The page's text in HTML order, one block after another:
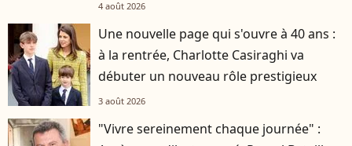
4 août 2026
Une nouvelle page qui s'ouvre à 40 ans :
à la rentrée, Charlotte Casiraghi va
débuter un nouveau rôle prestigieux
3 août 2026
"Vivre sereinement chaque journée" :